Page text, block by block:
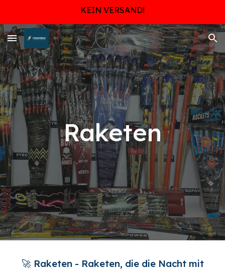
KEIN VERSAND!
Raketen
🚀 Raketen - Raketen, die die Nacht mit